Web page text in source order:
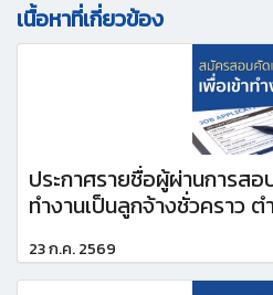
เนื้อหาที่เกี่ยวข้อง
ประกาศรายชื่อผู้ผ่านการส
ทำงานเป็นลูกจ้างชั่วคราว
23 ก.ค. 2569